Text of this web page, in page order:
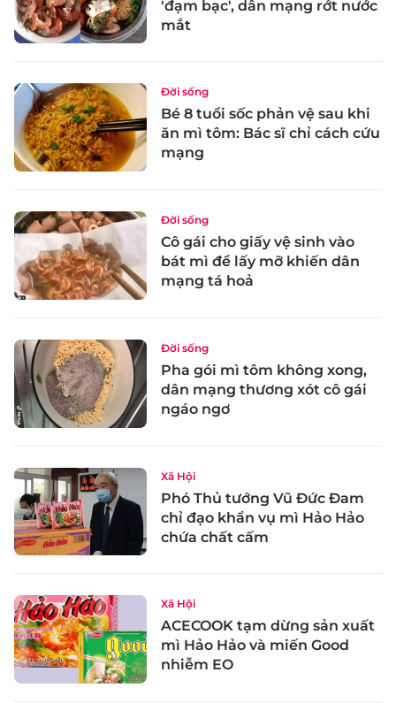
'đạm bạc', dân mạng rớt nước
mắt
Đời sống
Bé 8 tuổi sốc phản vệ sau khi
ăn mì tôm: Bác sĩ chỉ cách cứu
mạng
Đời sống
Cô gái cho giấy vệ sinh vào
bát mì để lấy mỡ khiến dân
mạng tá hoả
Đời sống
Pha gói mì tôm không xong,
dân mạng thương xót cô gái
ngáo ngơ
Xã Hội
Phó Thủ tướng Vũ Đức Đam
chỉ đạo khẩn vụ mì Hảo Hảo
chứa chất cấm
Xã Hội
ACECOOK tạm dừng sản xuất
mì Hảo Hảo và miến Good
nhiễm EO